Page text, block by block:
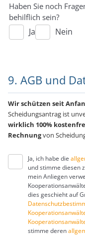
Haben Sie noch
behilflich sein?
Ja Nein
9. AGB und
Wir schützen seit
Scheidungsantrag ist
wirklich 100%
Rechnungvon
Ja, ich habe die
und stimme diesen
mein Anliegen
dies geschieht auf
stimme deren